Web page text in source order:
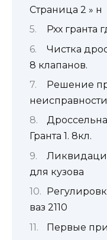
Страница 2 » н
Рхх гранта
Чистка
8 клапанов.
Решение
Гранта 1. 8кл.
для кузова
ваз 2110
Первые